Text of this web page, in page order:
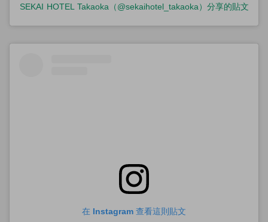
SEKAI HOTEL Takaoka（@sekaihotel_takaoka）分享的貼文
在 Instagram 查看這則貼文